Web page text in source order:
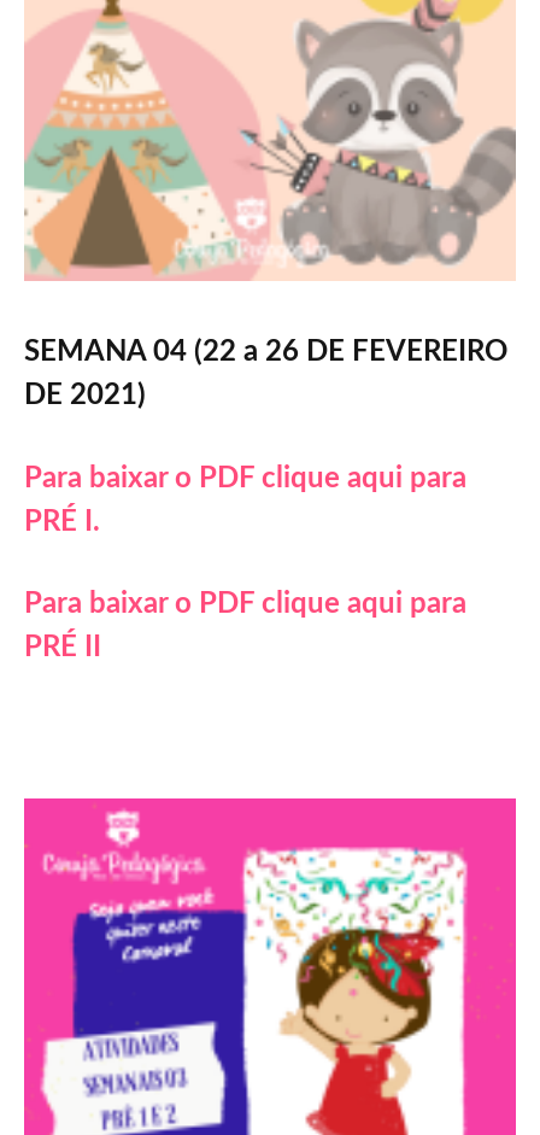
SEMANA 04 (22 a 26 DE FEVEREIRO
DE 2021)
Para baixar o PDF clique aqui para
PRÉ I.
Para baixar o PDF clique aqui para
PRÉ II